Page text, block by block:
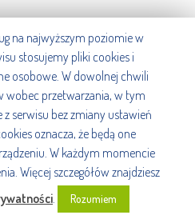
na najwyższym poziomie w
stosujemy pliki cookies i
osobowe. W dowolnej chwili
wobec przetwarzania, w tym
serwisu bez zmiany ustawień
oznacza, że będą one
W każdym momencie
Więcej szczegółów znajdziesz
. Rozumiem